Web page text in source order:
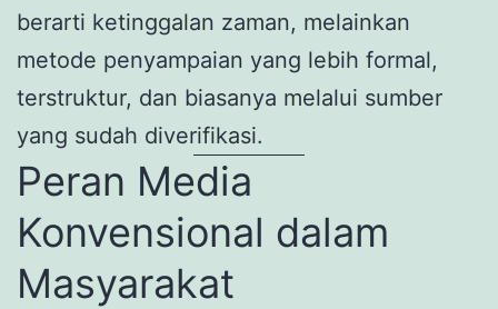
berarti ketinggalan zaman, melainkan
metode penyampaian yang lebih formal,
terstruktur, dan biasanya melalui sumber
yang sudah diverifikasi.
Peran Media
Konvensional dalam
Masyarakat